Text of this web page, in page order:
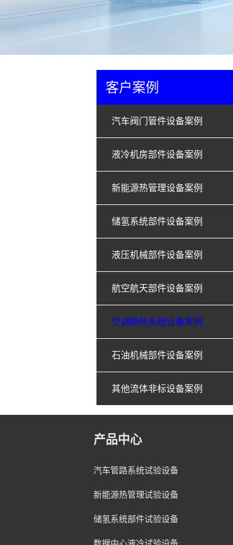
客户案例
汽车阀门管件设备案例
液冷机房部件设备案例
新能源热管理设备案例
储氢系统部件设备案例
液压机械部件设备案例
航空航天部件设备案例
空调换热系统设备案例
石油机械部件设备案例
其他流体非标设备案例
产品中心
汽车管路系统试验设备
新能源热管理试验设备
储氢系统部件试验设备
数据中心液冷试验设备